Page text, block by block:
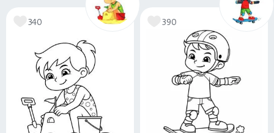
340 390